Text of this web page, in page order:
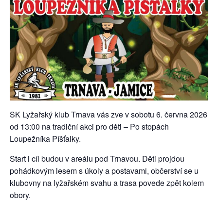
SK Lyžařský klub Trnava vás zve v sobotu 6. června 2026
od 13:00 na tradiční akci pro děti – Po stopách
Loupežníka Píšťalky.
Start i cíl budou v areálu pod Trnavou. Děti projdou
pohádkovým lesem s úkoly a postavami, občerství se u
klubovny na lyžařském svahu a trasa povede zpět kolem
obory.